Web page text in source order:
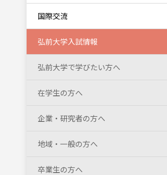
国際交流
弘前大学入試情報
弘前大学で学びたい方へ
在学生の方へ
企業・研究者の方へ
地域・一般の方へ
卒業生の方へ